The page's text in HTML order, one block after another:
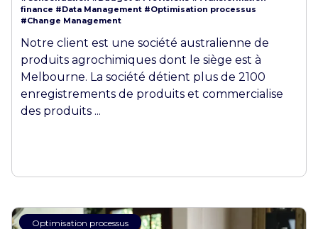
finance #Data Management #Optimisation processus
#Change Management
Notre client est une société australienne de
produits agrochimiques dont le siège est à
Melbourne. La société détient plus de 2100
enregistrements de produits et commercialise
des produits ...
Optimisation processus